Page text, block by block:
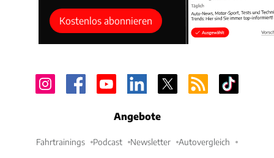
Kostenlos abonnieren
Angebote
Fahrtrainings Podcast Newsletter Autovergleich